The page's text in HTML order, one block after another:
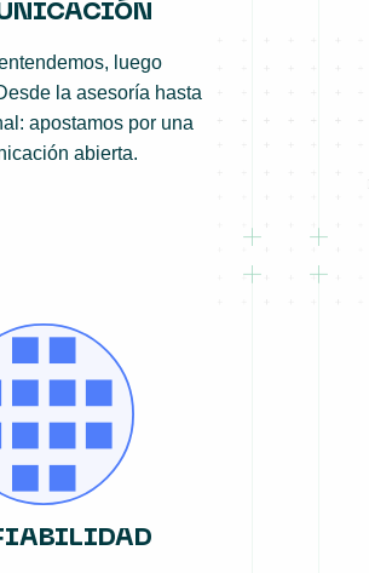
luego
la asesoría hasta
apostamos por una
abierta.